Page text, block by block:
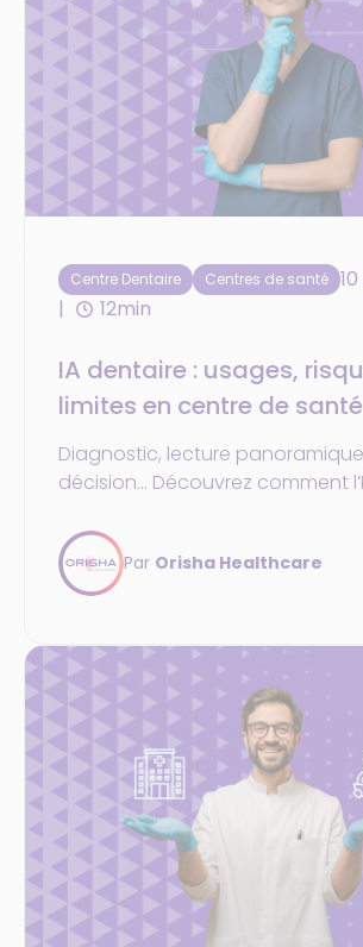
Centre Dentaire Centres de santé
12min
IA dentaire : usages,
limites en centre de santé
Diagnostic, lecture
décision... Découvrez comment
Par Orisha Healthcare